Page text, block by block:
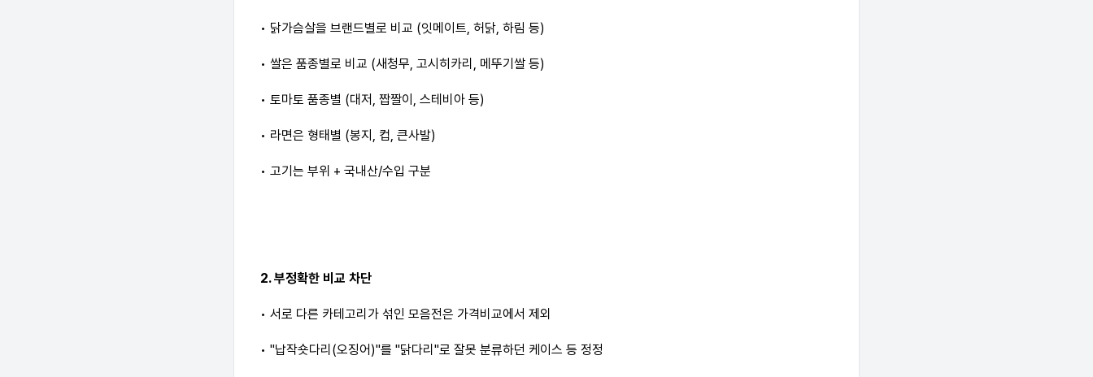
• 닭가슴살을 브랜드별로 비교 (잇메이트, 허닭, 하림 등)
• 쌀은 품종별로 비교 (새청무, 고시히카리, 메뚜기쌀 등)
• 토마토 품종별 (대저, 짭짤이, 스테비아 등)
• 라면은 형태별 (봉지, 컵, 큰사발)
• 고기는 부위 + 국내산/수입 구분
2. 부정확한 비교 차단
• 서로 다른 카테고리가 섞인 모음전은 가격비교에서 제외
• "납작숏다리(오징어)"를 "닭다리"로 잘못 분류하던 케이스 등 정정